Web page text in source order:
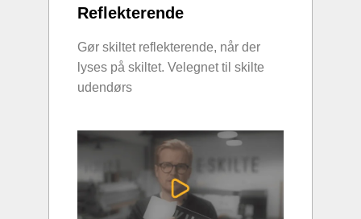
Reflekterende
Gør skiltet reflekterende, når der
lyses på skiltet. Velegnet til skilte
udendørs